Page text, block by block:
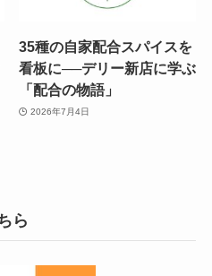
35種の自家配合スパイスを
看板に──デリー新店に学ぶ
「配合の物語」
2026年7月4日
ら